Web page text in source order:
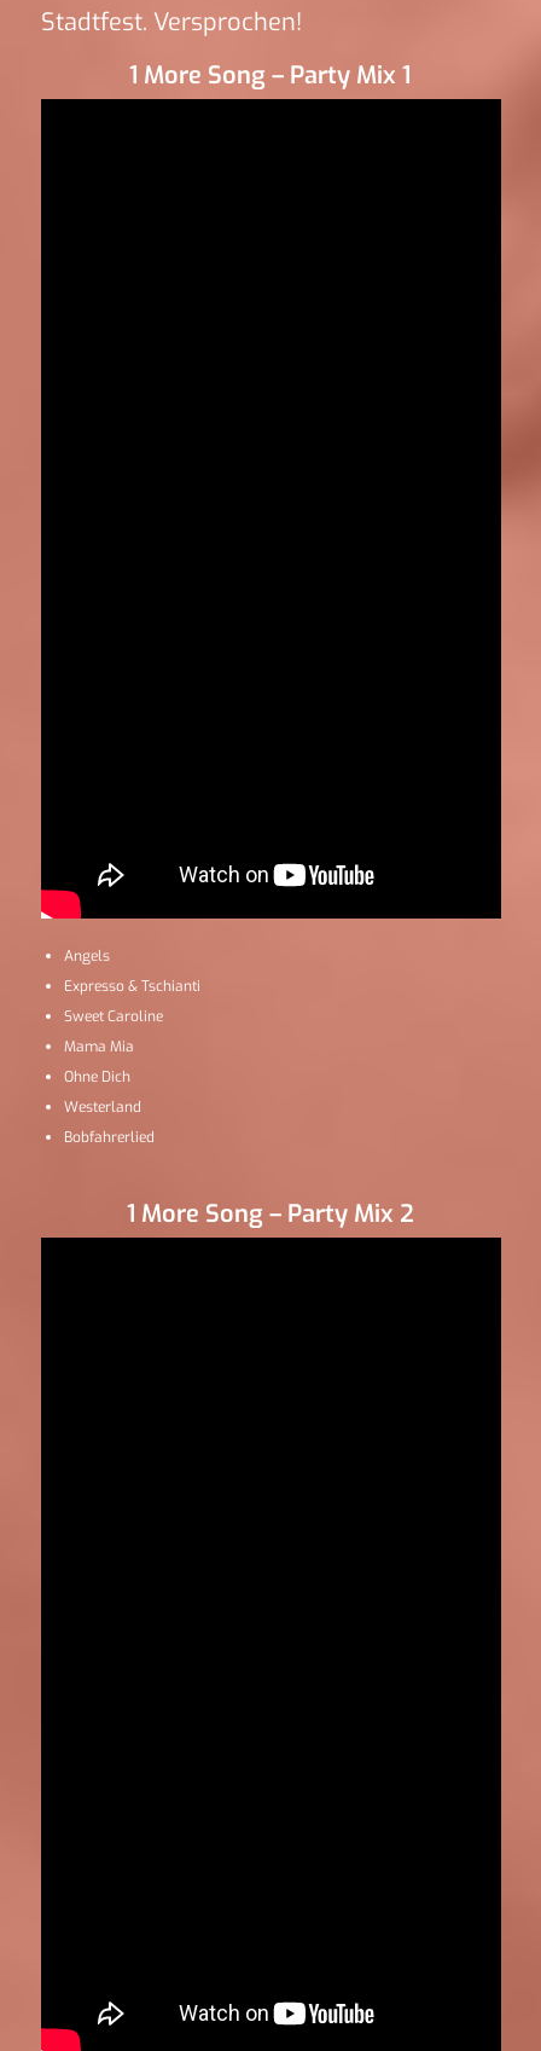
Stadtfest. Versprochen!
1 More Song – Party Mix 1
Angels
Expresso & Tschianti
Sweet Caroline
Mama Mia
Ohne Dich
Westerland
Bobfahrerlied
1 More Song – Party Mix 2